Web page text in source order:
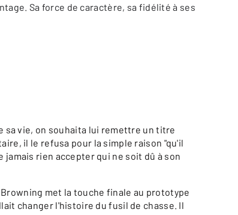
Sa force de caractère, sa fidélité à ses
sa vie, on souhaita lui remettre un titre
il le refusa pour la simple raison "qu'il
jamais rien accepter qui ne soit dû à son
Browning met la touche finale au prototype
changer l'histoire du fusil de chasse. Il